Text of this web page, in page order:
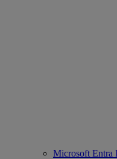
Microsoft Entra